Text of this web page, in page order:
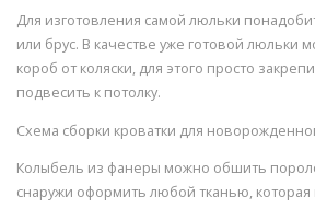
Для изготовления самой люльки
или брус. В качестве уже готовой люльки
короб от коляски, для этого просто
подвесить к потолку.
Схема сборки кроватки для
Колыбель из фанеры можно обшить
снаружи оформить любой тканью, которая